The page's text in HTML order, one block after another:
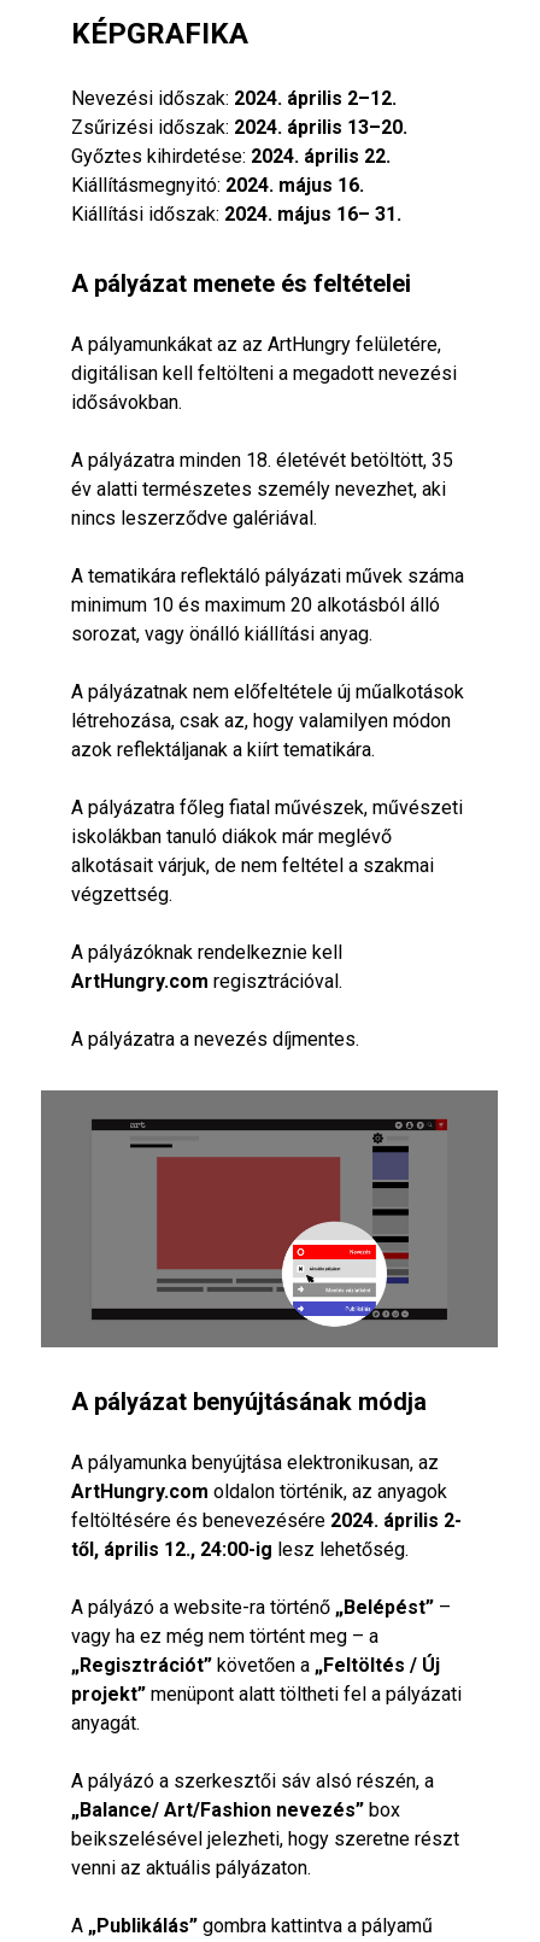
KÉPGRAFIKA
Nevezési időszak: 2024. április 2–12.
Zsűrizési időszak: 2024. április 13–20.
Győztes kihirdetése: 2024. április 22.
Kiállításmegnyitó: 2024. május 16.
Kiállítási időszak: 2024. május 16– 31.
A pályázat menete és feltételei
A pályamunkákat az az ArtHungry felületére,
digitálisan kell feltölteni a megadott nevezési
idősávokban.
A pályázatra minden 18. életévét betöltött, 35
év alatti természetes személy nevezhet, aki
nincs leszerződve galériával.
A tematikára reflektáló pályázati művek száma
minimum 10 és maximum 20 alkotásból álló
sorozat, vagy önálló kiállítási anyag.
A pályázatnak nem előfeltétele új műalkotások
létrehozása, csak az, hogy valamilyen módon
azok reflektáljanak a kiírt tematikára.
A pályázatra főleg fiatal művészek, művészeti
iskolákban tanuló diákok már meglévő
alkotásait várjuk, de nem feltétel a szakmai
végzettség.
A pályázóknak rendelkeznie kell
ArtHungry.comregisztrációval.
A pályázatra a nevezés díjmentes.
A pályázat benyújtásának módja
A pályamunka benyújtása elektronikusan, az
ArtHungry.com oldalon történik, az anyagok
feltöltésére és benevezésére 2024. április 2-
től, április 12., 24:00-ig lesz lehetőség.
A pályázó a website-ra történő „Belépést” –
vagy ha ez még nem történt meg – a
„Regisztrációt” követően a „Feltöltés / Új
projekt” menüpont alatt töltheti fel a pályázati
anyagát.
A pályázó a szerkesztői sáv alsó részén, a
„Balance/ Art/Fashion nevezés” box
beikszelésével jelezheti, hogy szeretne részt
venni az aktuális pályázaton.
A „Publikálás” gombra kattintva a pályamű